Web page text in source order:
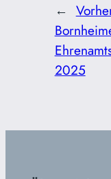
←
2025